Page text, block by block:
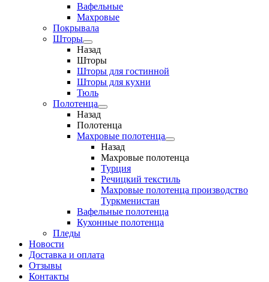
Вафельные
Махровые
Покрывала
Шторы
Назад
Шторы
Шторы для гостинной
Шторы для кухни
Тюль
Полотенца
Назад
Полотенца
Махровые полотенца
Назад
Махровые полотенца
Турция
Речицкий текстиль
Махровые полотенца производство
Туркменистан
Вафельные полотенца
Кухонные полотенца
Пледы
Новости
Доставка и оплата
Отзывы
Контакты